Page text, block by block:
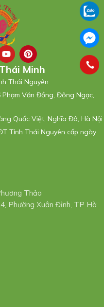
Minh
Thái Nguyên
Văn Đồng, Đông Ngạc,
Quốc Việt, Nghĩa Đô, Hà Nội
Tỉnh Thái Nguyên cấp ngày
Thảo
Phường Xuân Đỉnh, TP Hà